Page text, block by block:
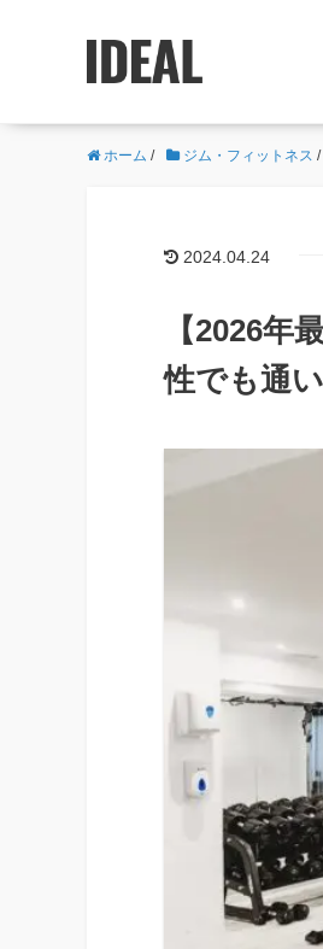
ホーム / ジム・フィットネス /
2024.04.24
【2026年
性でも通